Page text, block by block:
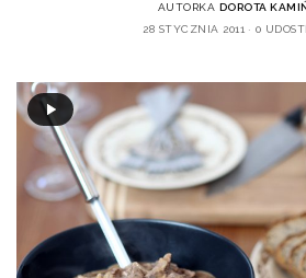
AUTORKA DOROTA
28 STYCZNIA 2011
0